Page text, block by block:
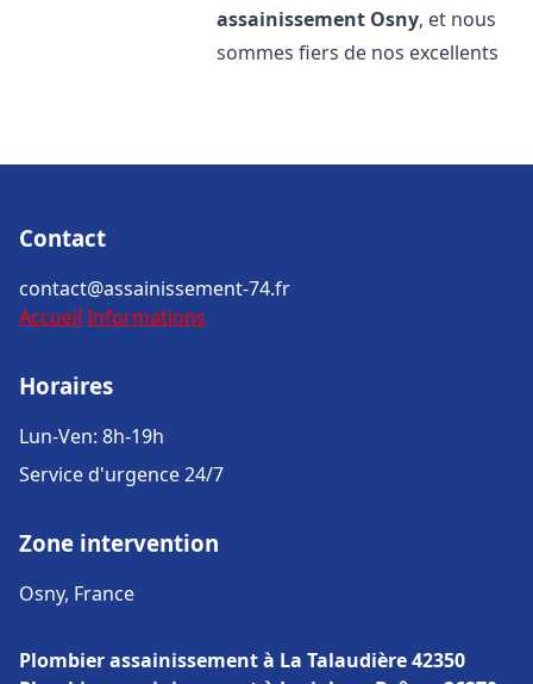
assainissement Osny, et nous
sommes fiers de nos excellents
Contact
contact@assainissement-74.fr
Accueil Informations
Horaires
Lun-Ven: 8h-19h
Service d'urgence 24/7
Zone intervention
Osny, France
Plombier assainissement à La Talaudière 42350